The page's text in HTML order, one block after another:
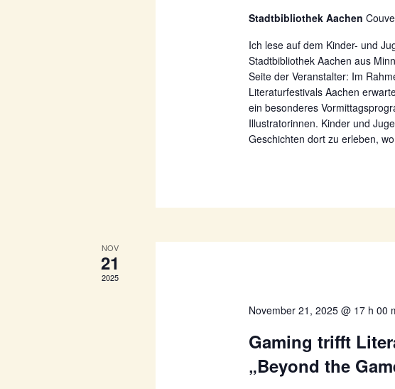
Stadtbibliothek Aachen
Ich lese auf dem Kinder- und
Stadtbibliothek Aachen aus
Seite der Veranstalter: Im
Literaturfestivals Aachen
ein besonderes
Illustratorinnen. Kinder und
Geschichten dort zu erleben,
NOV
21
2025
November 21, 2025 @ 17 h 00
Gaming trifft
„Beyond the